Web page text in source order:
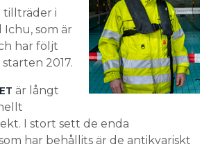
tillträder i
Ichu, som är
har följt
2017.
är långt
I stort sett de enda
har behållits är de antikvariskt